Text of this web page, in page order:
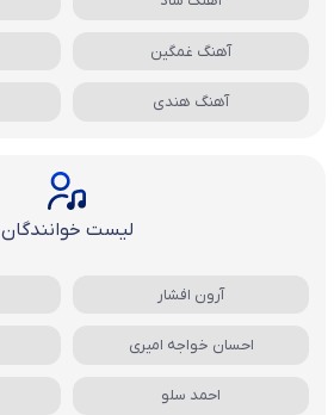
آهنگ غمگین
آهنگ هندی
لیست خوانندگان
آرون افشار
احسان خواجه امیری
احمد سلو